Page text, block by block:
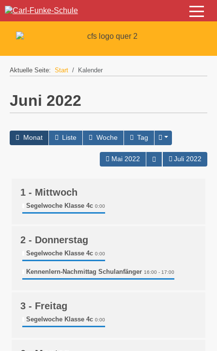
Off-
Aktuelle Seite: Start Kalender
Juni 2022
Monat Liste Woche Tag
Mai 2022 Kalender öffnen
Juli 2022
1 - Mittwoch
Segelwoche Klasse 4c 0:00
2 - Donnerstag
Segelwoche Klasse 4c 0:00
Kennenlern-Nachmittag Schulanfänger 16:00 - 17:00
3 - Freitag
Segelwoche Klasse 4c 0:00